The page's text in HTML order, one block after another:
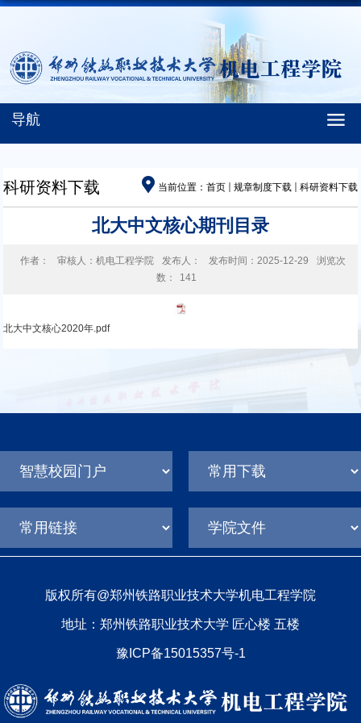
导航
当前位置： 首页 规章制度下载 科研资料下载
科研资料下载
北大中文核心期刊目录
作者： 审核人：机电工程学院 发布人： 发布时间：2025-12-29
浏览次
数：
141
北大中文核心2020年.pdf
版权所有@郑州铁路职业技术大学机电工程学院
地址：郑州铁路职业技术大学 匠心楼 五楼
豫ICP备15015357号-1